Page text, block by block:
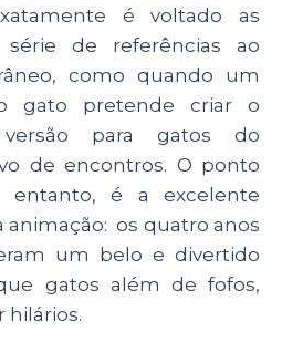
é voltado as
de referências ao
como quando um
gato pretende criar o
versão para gatos do
de encontros. O ponto
é a excelente
animação: os quatro anos
um belo e divertido
gatos além de fofos,